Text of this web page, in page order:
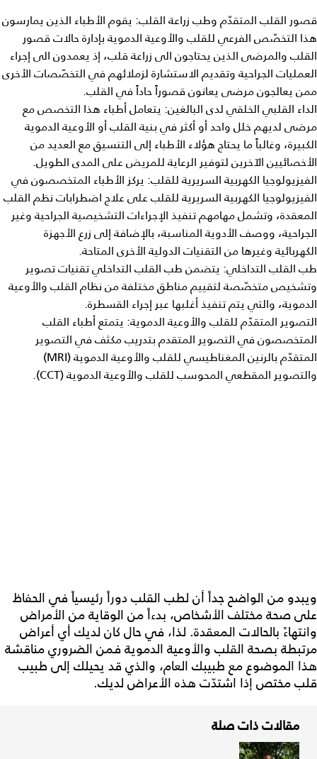
قصور القلب المتقدّم وطب زراعة القلب: يقوم الأطباء الذين يمارسون
هذا التخصّص الفرعي للقلب والأوعية الدموية بإدارة حالات قصور
القلب والمرضى الذين يحتاجون الى زراعة قلب، إذ يعمدون الى إجراء
العمليات الجراحية وتقديم الاستشارة لزملائهم في التخصّصات الأخرى
ممن يعالجون مرضى يعانون قصوراً حاداً في القلب.
الداء القلبي الخلقي لدى البالغين: يتعامل أطباء هذا التخصص مع
مرضى لديهم خلل واحد أو أكثر في بنية القلب أو الأوعية الدموية
الكبيرة، وغالباً ما يحتاج هؤلاء الأطباء إلى التنسيق مع العديد من
الأخصائيين الآخرين لتوفير الرعاية للمريض على المدى الطويل.
الفيزيولوجيا الكهربية السريرية للقلب: يركز الأطباء المتخصصون في
الفيزيولوجيا الكهربية السريرية للقلب على علاج اضطرابات نظم القلب
المعقدة، وتشمل مهامهم تنفيذ الإجراءات التشخيصية الجراحية وغير
الجراحية، ووصف الأدوية المناسبة، بالإضافة إلى زرع الأجهزة
الكهربائية وغيرها من التقنيات الدولية الأخرى المتاحة.
طب القلب التداخلي: يتضمن طب القلب التداخلي تقنيات تصوير
وتشخيص متخصّصة لتقييم مناطق مختلفة من نظام القلب والأوعية
الدموية، والتي يتم تنفيذ أغلبها عبر إجراء القسطرة.
التصوير المتقدّم للقلب والأوعية الدموية: يتمتع أطباء القلب
المتخصصون في التصوير المتقدم بتدريب مكثف في التصوير
المتقدّم بالرنين المغناطيسي للقلب والأوعية الدموية (MRI)
والتصوير المقطعي المحوسب للقلب والأوعية الدموية (CCT).
ويبدو من الواضح جداً أن لطب القلب دوراً رئيسياً في الحفاظ
على صحة مختلف الأشخاص، بدءاً من الوقاية من الأمراض
وانتهاءً بالحالات المعقدة. لذا، في حال كان لديك أي أعراض
مرتبطة بصحة القلب والأوعية الدموية فمن الضروري مناقشة
هذا الموضوع مع طبيبك العام، والذي قد يحيلك إلى طبيب
قلب مختص إذا اشتدّت هذه الأعراض لديك.
مقالات ذات صلة